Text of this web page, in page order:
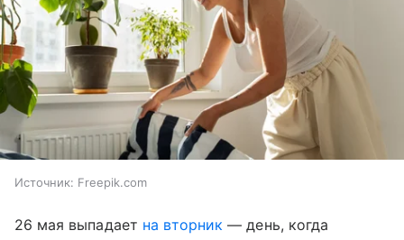
Источник: Freepik.com
26 мая выпадает на вторник — день, когда